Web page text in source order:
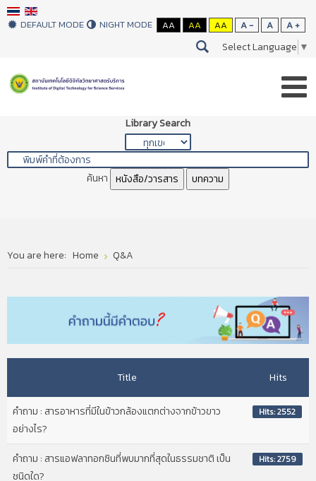
DEFAULT MODE NIGHT MODE AA AA AA A - A A +
Select Language ▼
Library Search
ค้นหา หนังสือ/วารสาร บทความ
You are here: Home Q&A
Title Hits
คำถาม : สารอาหารที่มีในข้าวกล้องแตกต่างจากข้าวขาว
อย่างไร?
Hits: 2552
คำถาม : สารแอฟลาทอกซินที่พบมากที่สุดในธรรมชาติ เป็น
ชนิดใด?
Hits: 2759